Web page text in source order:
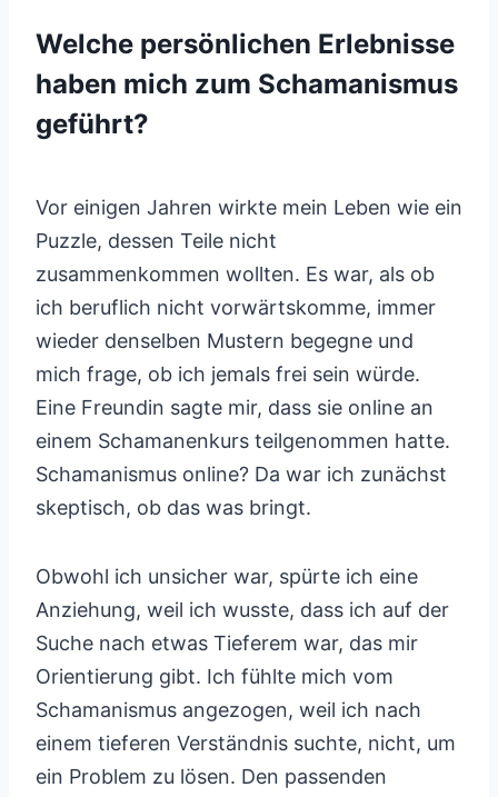
Welche persönlichen Erlebnisse
haben mich zum Schamanismus
geführt?
Vor einigen Jahren wirkte mein Leben wie ein
Puzzle, dessen Teile nicht
zusammenkommen wollten. Es war, als ob
ich beruflich nicht vorwärtskomme, immer
wieder denselben Mustern begegne und
mich frage, ob ich jemals frei sein würde.
Eine Freundin sagte mir, dass sie online an
einem Schamanenkurs teilgenommen hatte.
Schamanismus online? Da war ich zunächst
skeptisch, ob das was bringt.
Obwohl ich unsicher war, spürte ich eine
Anziehung, weil ich wusste, dass ich auf der
Suche nach etwas Tieferem war, das mir
Orientierung gibt. Ich fühlte mich vom
Schamanismus angezogen, weil ich nach
einem tieferen Verständnis suchte, nicht, um
ein Problem zu lösen. Den passenden